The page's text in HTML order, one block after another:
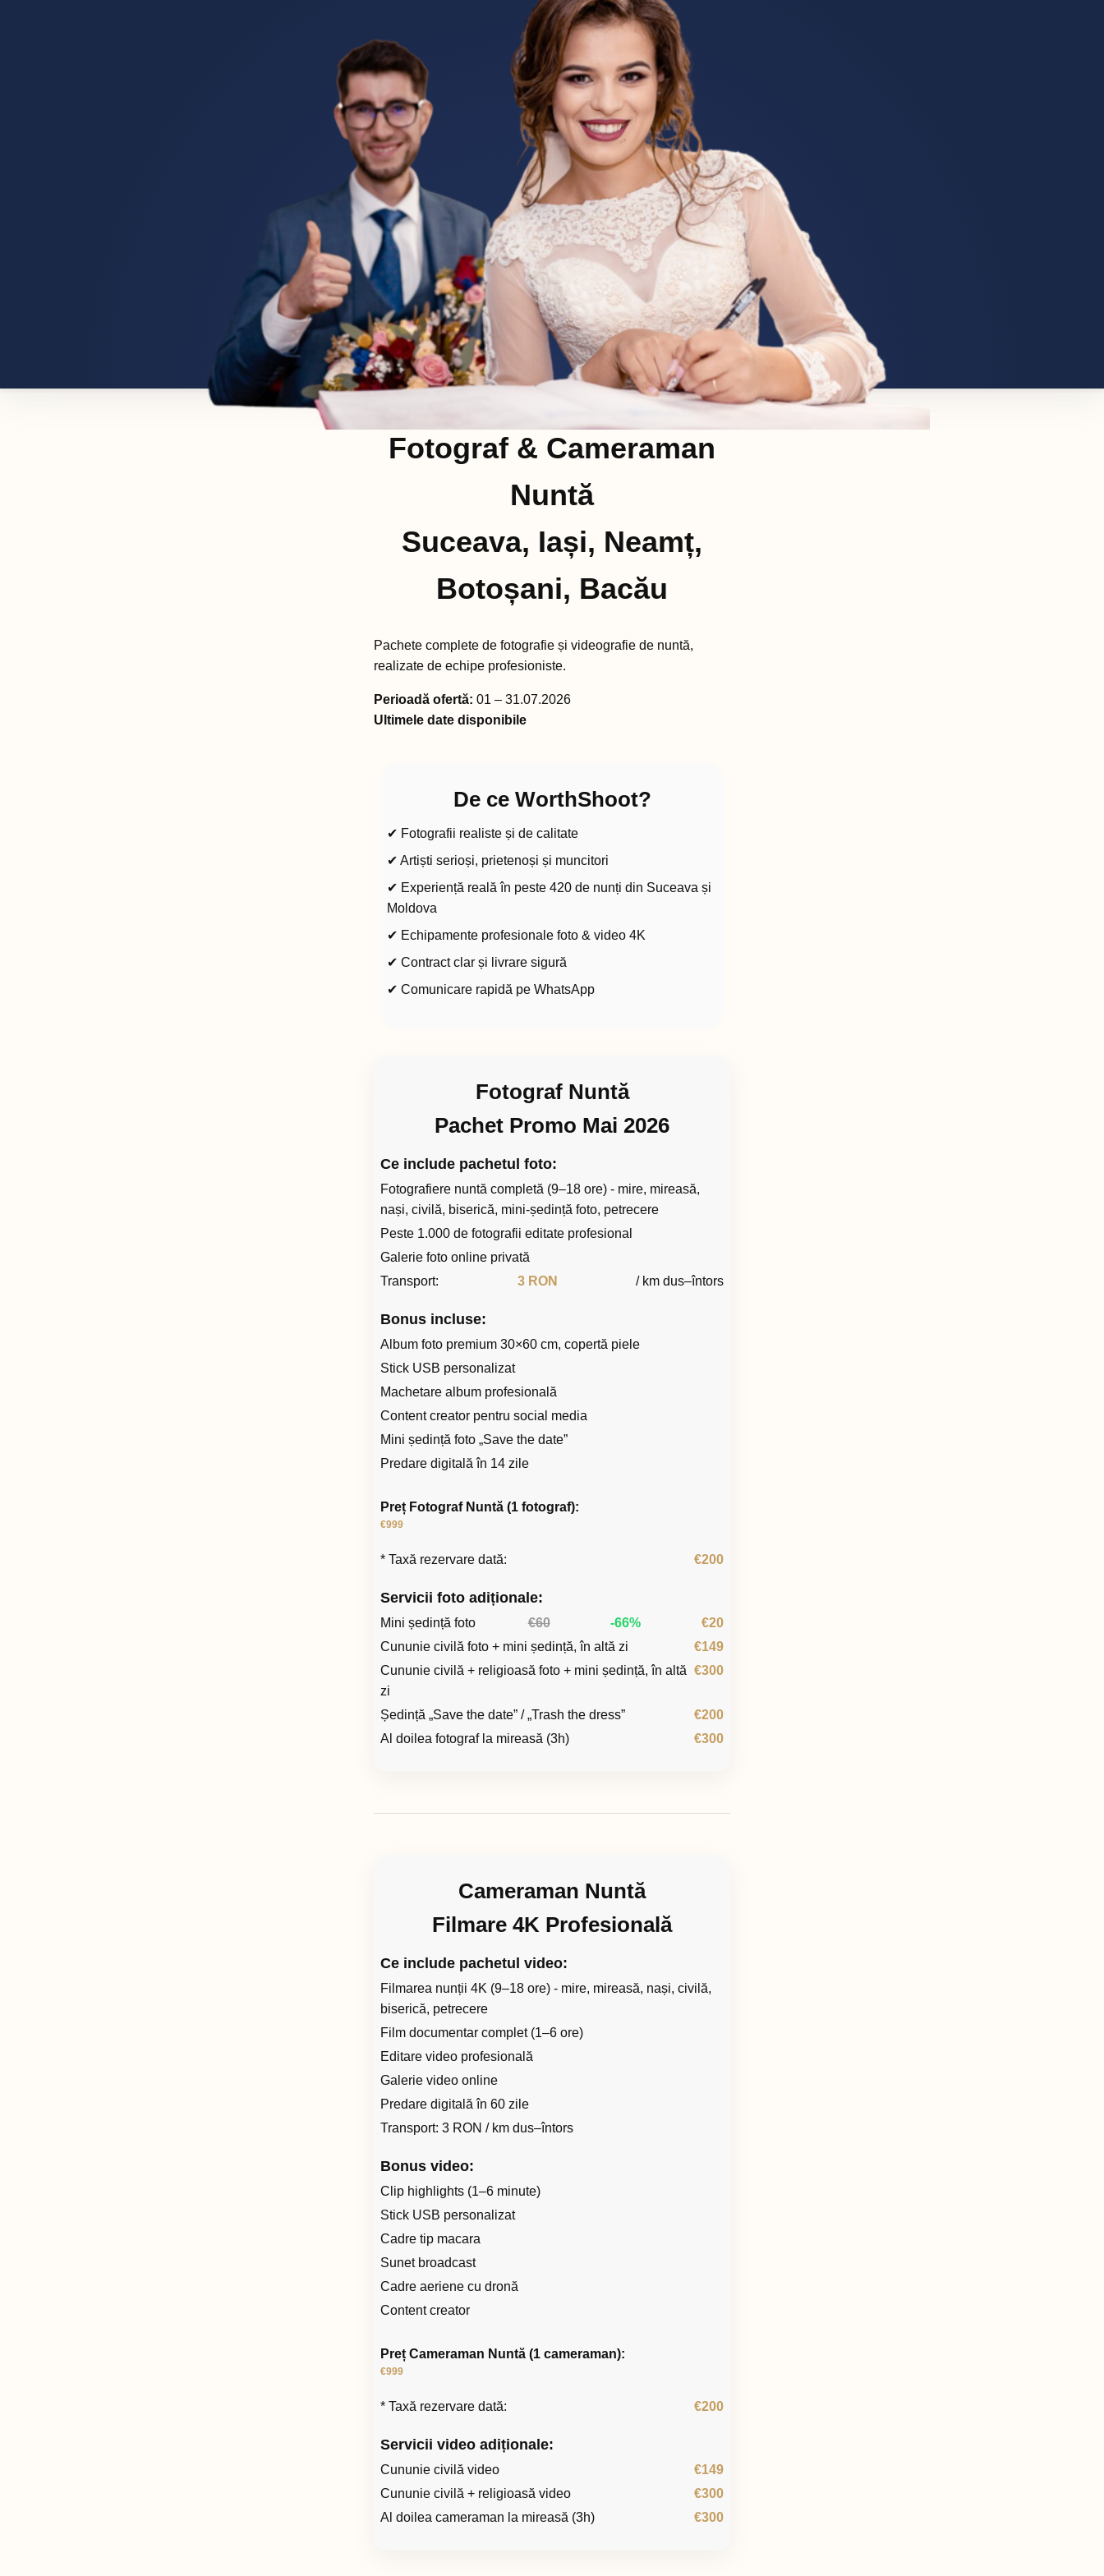
Fotograf & Cameraman
Nuntă
Suceava, Iași, Neamț,
Botoșani, Bacău
Pachete complete de fotografie și videografie de nuntă,
realizate de echipe profesioniste.
Perioadă ofertă: 01 – 31.07.2026
Ultimele date disponibile
De ce WorthShoot?
✔ Fotografii realiste și de calitate
✔ Artiști serioși, prietenoși și muncitori
✔ Experiență reală în peste 420 de nunți din Suceava și
Moldova
✔ Echipamente profesionale foto & video 4K
✔ Contract clar și livrare sigură
✔ Comunicare rapidă pe WhatsApp
Fotograf Nuntă
Pachet Promo Mai 2026
Ce include pachetul foto:
Fotografiere nuntă completă (9–18 ore) - mire, mireasă,
nași, civilă, biserică, mini-ședință foto, petrecere
Peste 1.000 de fotografii editate profesional
Galerie foto online privată
Transport:
3 RON / km dus–întors
Bonus incluse:
Album foto premium 30×60 cm, copertă piele
Stick USB personalizat
Machetare album profesională
Content creator pentru social media
Mini ședință foto „Save the date”
Predare digitală în 14 zile
Preț Fotograf Nuntă (1 fotograf):
€999
* Taxă rezervare dată: €200
Servicii foto adiționale:
Mini ședință foto €60 -66%
€20
Cununie civilă foto + mini ședință, în altă zi
€149
Cununie civilă + religioasă foto + mini ședință, în altă
zi
€300
Ședință „Save the date” / „Trash the dress”
€200
Al doilea fotograf la mireasă (3h)
€300
Cameraman Nuntă
Filmare 4K Profesională
Ce include pachetul video:
Filmarea nunții 4K (9–18 ore) - mire, mireasă, nași, civilă,
biserică, petrecere
Film documentar complet (1–6 ore)
Editare video profesională
Galerie video online
Predare digitală în 60 zile
Transport: 3 RON / km dus–întors
Bonus video:
Clip highlights (1–6 minute)
Stick USB personalizat
Cadre tip macara
Sunet broadcast
Cadre aeriene cu dronă
Content creator
Preț Cameraman Nuntă (1 cameraman):
€999
* Taxă rezervare dată: €200
Servicii video adiționale:
Cununie civilă video
€149
Cununie civilă + religioasă video
€300
Al doilea cameraman la mireasă (3h)
€300